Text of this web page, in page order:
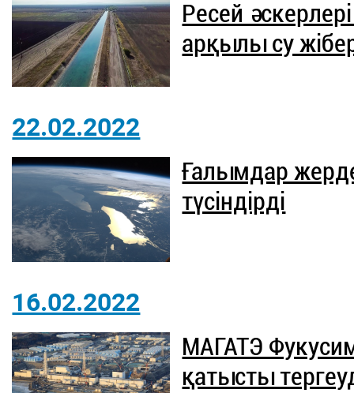
Ресей
арқылы су
22.02.2022
Ғалымдар
түсіндірді
16.02.2022
МАГАТЭ
қатысты